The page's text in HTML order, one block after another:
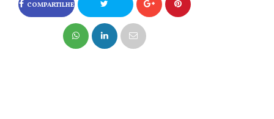
COMPARTILHE
NO FACEBOOK COMPARTILHE